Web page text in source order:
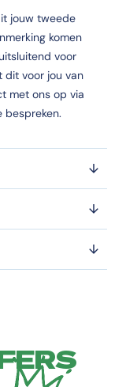
jouw tweede
komen
voor
dit voor jou van
met ons op via
bespreken.